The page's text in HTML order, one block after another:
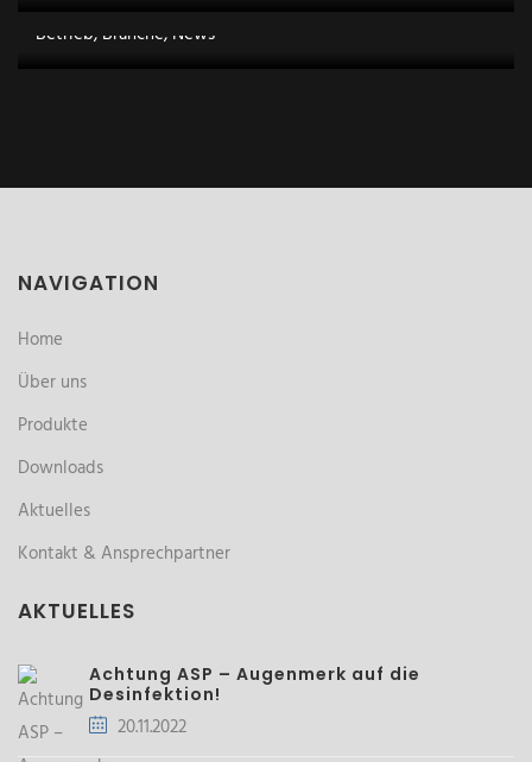
Betrieb, Branche, News
NAVIGATION
Home
Über uns
Produkte
Downloads
Aktuelles
Kontakt & Ansprechpartner
AKTUELLES
Achtung ASP – Augenmerk auf die
Desinfektion!
20.11.2022